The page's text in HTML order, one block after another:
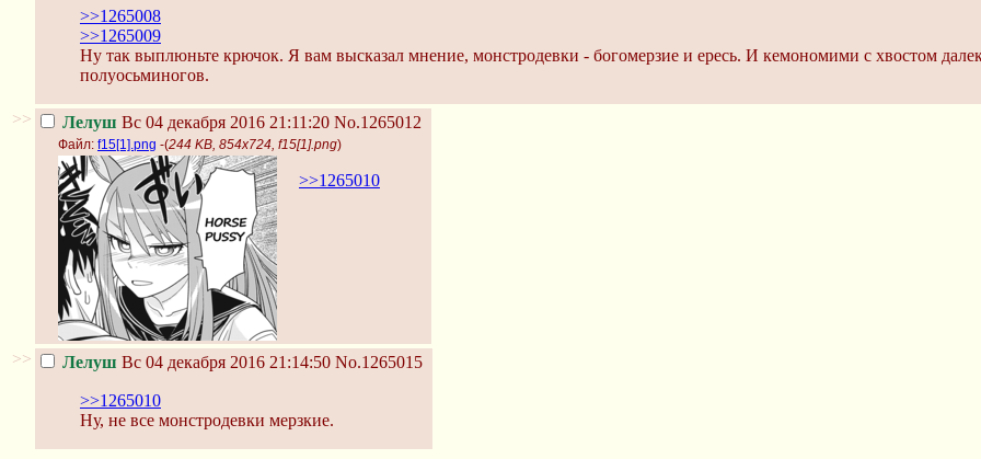
>>1265008
>>1265009
Ну так выплюньте крючок. Я вам высказал мнение, монстродевки - богомерзие и ересь. И кемономими с хвостом
полуосьминогов.
>> Лелуш Вс 04 декабря 2016 21:11:20 No.1265012
Файл: f15[1].png -(244 KB, 854x724, f15[1].png)
>>1265010
>> Лелуш Вс 04 декабря 2016 21:14:50 No.1265015
>>1265010
Ну, не все монстродевки мерзкие.